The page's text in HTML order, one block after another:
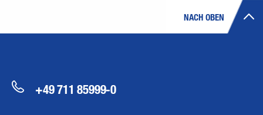
NACH OBEN
+49 711 85999-0